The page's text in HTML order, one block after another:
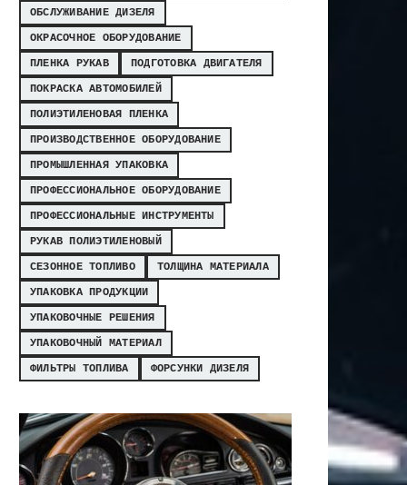
ОБСЛУЖИВАНИЕ ДИЗЕЛЯ
ОКРАСОЧНОЕ ОБОРУДОВАНИЕ
ПЛЕНКА РУКАВ
ПОДГОТОВКА ДВИГАТЕЛЯ
ПОКРАСКА АВТОМОБИЛЕЙ
ПОЛИЭТИЛЕНОВАЯ ПЛЕНКА
ПРОИЗВОДСТВЕННОЕ ОБОРУДОВАНИЕ
ПРОМЫШЛЕННАЯ УПАКОВКА
ПРОФЕССИОНАЛЬНОЕ ОБОРУДОВАНИЕ
ПРОФЕССИОНАЛЬНЫЕ ИНСТРУМЕНТЫ
РУКАВ ПОЛИЭТИЛЕНОВЫЙ
СЕЗОННОЕ ТОПЛИВО
ТОЛЩИНА МАТЕРИАЛА
УПАКОВКА ПРОДУКЦИИ
УПАКОВОЧНЫЕ РЕШЕНИЯ
УПАКОВОЧНЫЙ МАТЕРИАЛ
ФИЛЬТРЫ ТОПЛИВА
ФОРСУНКИ ДИЗЕЛЯ